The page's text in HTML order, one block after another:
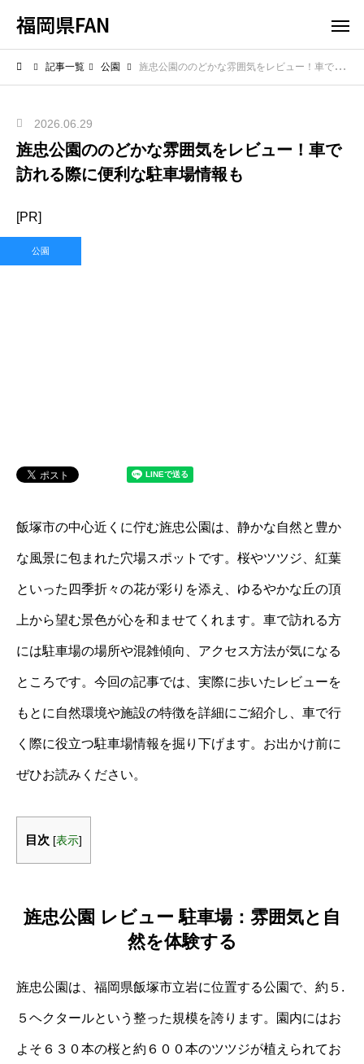
福岡県FAN
記事一覧 公園 旌忠公園ののどかな雰囲気をレビュー！車で訪れる際に便利な駐車場情報も
2026.06.29
旌忠公園ののどかな雰囲気をレビュー！車で
訪れる際に便利な駐車場情報も
[PR]
公園
飯塚市の中心近くに佇む旌忠公園は、静かな自然と豊か
な風景に包まれた穴場スポットです。桜やツツジ、紅葉
といった四季折々の花が彩りを添え、ゆるやかな丘の頂
上から望む景色が心を和ませてくれます。車で訪れる方
には駐車場の場所や混雑傾向、アクセス方法が気になる
ところです。今回の記事では、実際に歩いたレビューを
もとに自然環境や施設の特徴を詳細にご紹介し、車で行
く際に役立つ駐車場情報を掘り下げます。お出かけ前に
ぜひお読みください。
目次 [表示]
旌忠公園 レビュー 駐車場：雰囲気と自
然を体験する
旌忠公園は、福岡県飯塚市立岩に位置する公園で、約５.
５ヘクタールという整った規模を誇ります。園内にはお
よそ６３０本の桜と約６００本のツツジが植えられてお